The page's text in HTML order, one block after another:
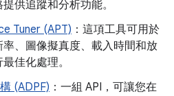
供追蹤和分析功能。
Tuner (APT) ：這項工具可用於
、圖像擬真度、載入時間和放
佳化處理。
(ADPF) ：一組 API，可讓您在